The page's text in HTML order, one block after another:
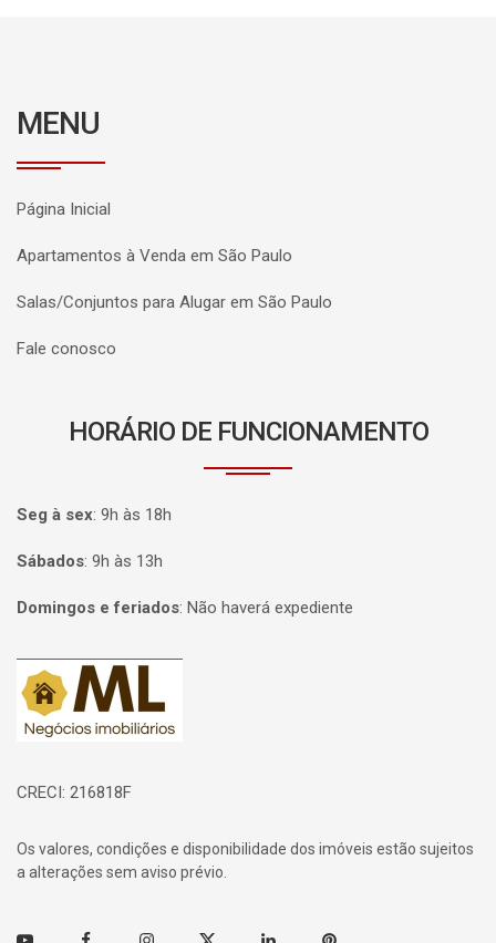
MENU
Página Inicial
Apartamentos à Venda em São Paulo
Salas/Conjuntos para Alugar em São Paulo
Fale conosco
HORÁRIO DE FUNCIONAMENTO
Seg à sex: 9h às 18h
Sábados: 9h às 13h
Domingos e feriados: Não haverá expediente
Página inicial
CRECI: 216818F
Os valores, condições e disponibilidade dos imóveis estão sujeitos
a alterações sem aviso prévio.